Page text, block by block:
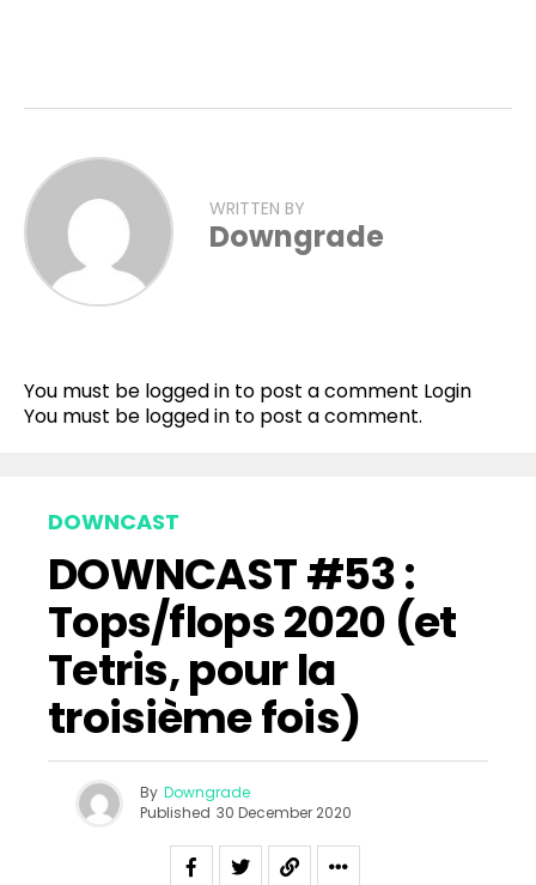
WRITTEN BY
Downgrade
You must be logged in to post a comment Login
You must be logged in to post a comment.
DOWNCAST
DOWNCAST #53 :
Tops/flops 2020 (et
Tetris, pour la
troisième fois)
By Downgrade
Published 30 December 2020